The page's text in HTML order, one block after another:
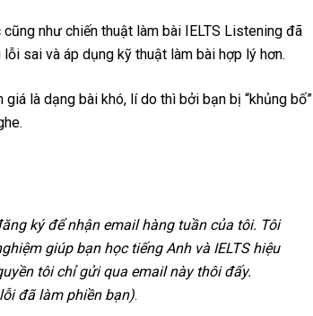
như chiến thuật làm bài IELTS Listening đã
sai và áp dụng kỹ thuật làm bài hợp lý hơn.
là dạng bài khó, lí do thì bởi bạn bị “khủng bố”
ký để nhận email hàng tuần của tôi. Tôi
giúp bạn học tiếng Anh và IELTS hiệu
tôi chỉ gửi qua email này thôi đấy.
đã làm phiền bạn).